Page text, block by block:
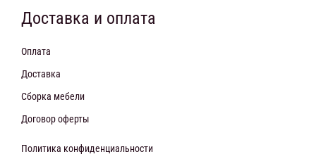
Доставка и оплата
Оплата
Доставка
Сборка мебели
Договор оферты
Политика конфиденциальности